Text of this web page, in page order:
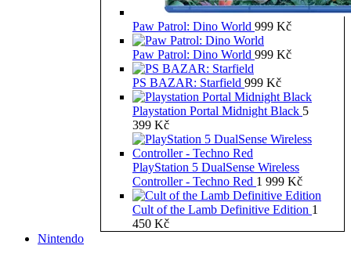
Paw Patrol: Dino World 999 Kč
Paw Patrol: Dino World 999 Kč
PS BAZAR: Starfield 999 Kč
Playstation Portal Midnight Black 5
399 Kč
PlayStation 5 DualSense Wireless
Controller - Techno Red 1 999 Kč
Cult of the Lamb Definitive Edition 1
450 Kč
Nintendo